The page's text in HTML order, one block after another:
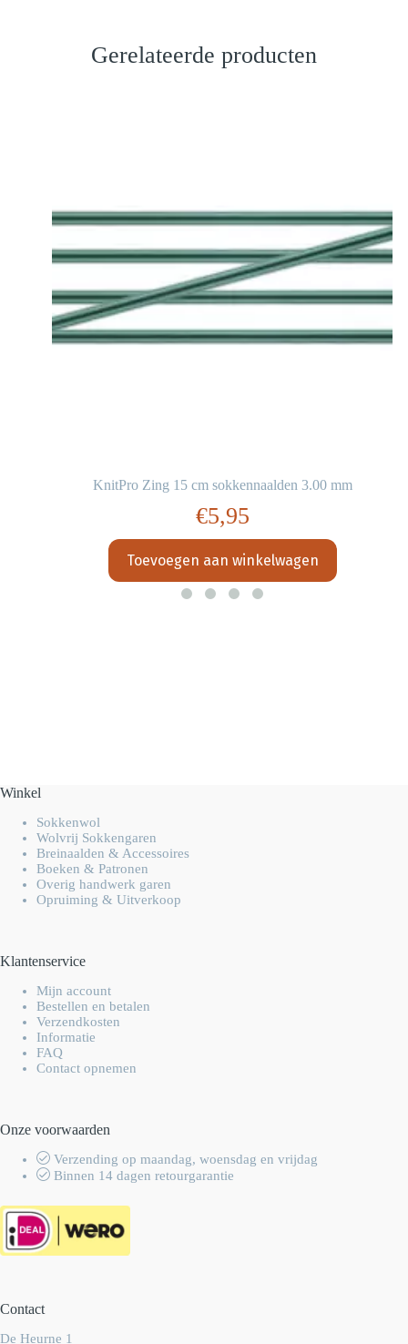
Gerelateerde producten
KnitPro Zing 15 cm sokkennaalden 3.00 mm
€5,95
Toevoegen aan winkelwagen
Winkel
Sokkenwol
Wolvrij Sokkengaren
Breinaalden & Accessoires
Boeken & Patronen
Overig handwerk garen
Opruiming & Uitverkoop
Klantenservice
Mijn account
Bestellen en betalen
Verzendkosten
Informatie
FAQ
Contact opnemen
Onze voorwaarden
Verzending op maandag, woensdag en vrijdag
Binnen 14 dagen retourgarantie
Contact
De Heurne 1